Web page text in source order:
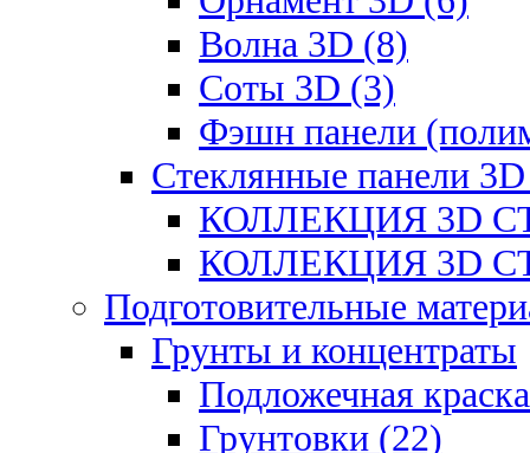
Волна 3D (8)
Соты 3D (3)
Фэшн панели
Стеклянные панели 3D
КОЛЛЕКЦИЯ 3D
КОЛЛЕКЦИЯ 3D
Подготовительные
Грунты и концентраты
Подложечная
Грунтовки (22)